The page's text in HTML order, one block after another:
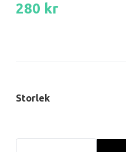
280 kr
Storlek